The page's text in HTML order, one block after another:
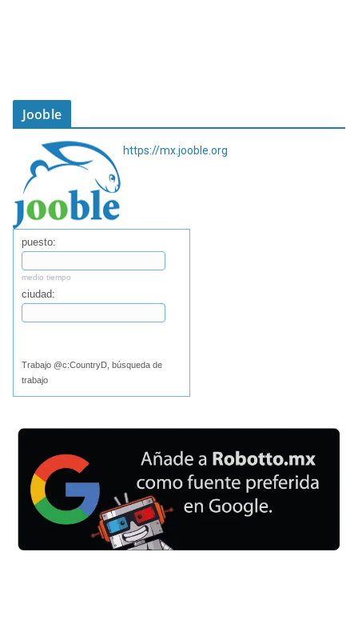
Jooble
https://mx.jooble.org
puesto:
medio tiempo
ciudad:
Trabajo @c:CountryD, búsqueda de
trabajo